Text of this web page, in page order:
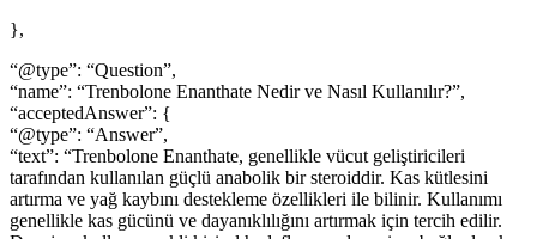
},
“@type”: “Question”,
“name”: “Trenbolone Enanthate Nedir ve Nasıl Kullanılır?”,
“acceptedAnswer”: {
“@type”: “Answer”,
“text”: “Trenbolone Enanthate, genellikle vücut geliştiricileri
tarafından kullanılan güçlü anabolik bir steroiddir. Kas kütlesini
artırma ve yağ kaybını destekleme özellikleri ile bilinir. Kullanımı
genellikle kas gücünü ve dayanıklılığını artırmak için tercih edilir.